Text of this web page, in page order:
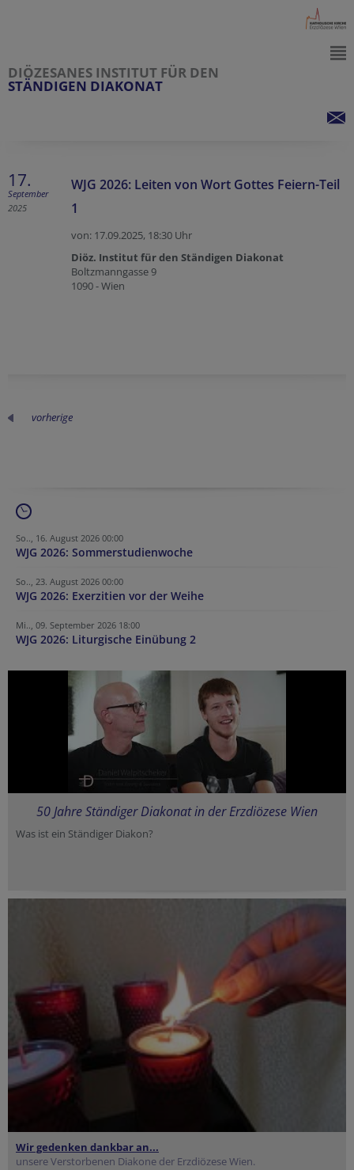
DIÖZESANES INSTITUT FÜR DEN
STÄNDIGEN DIAKONAT
17.
September
2025
WJG 2026: Leiten von Wort Gottes Feiern-Teil
1
von: 17.09.2025, 18:30 Uhr
Diöz. Institut für den Ständigen Diakonat
Boltzmanngasse 9
1090 - Wien
vorherige
So.., 16. August 2026 00:00
WJG 2026: Sommerstudienwoche
So.., 23. August 2026 00:00
WJG 2026: Exerzitien vor der Weihe
Mi.., 09. September 2026 18:00
WJG 2026: Liturgische Einübung 2
50 Jahre Ständiger Diakonat in der Erzdiözese Wien
Was ist ein Ständiger Diakon?
Wir gedenken dankbar an...
unsere Verstorbenen Diakone der Erzdiözese Wien.